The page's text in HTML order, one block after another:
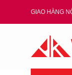
GIAO HÀNG